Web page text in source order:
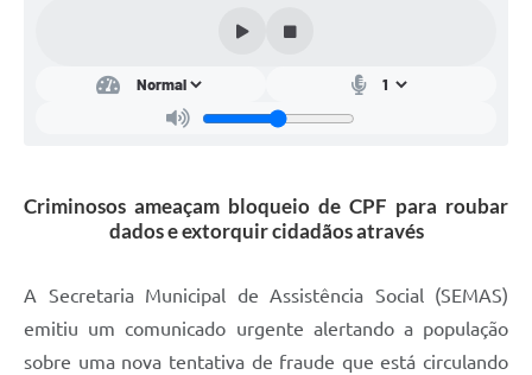
Intranet
3º Jornada Empreendedora BQ
Festival Gastronômico
Criminosos ameaçam bloqueio de CPF para roubar
dados e extorquir cidadãos através
A Secretaria Municipal de Assistência Social (SEMAS)
emitiu um comunicado urgente alertando a população
sobre uma nova tentativa de fraude que está circulando